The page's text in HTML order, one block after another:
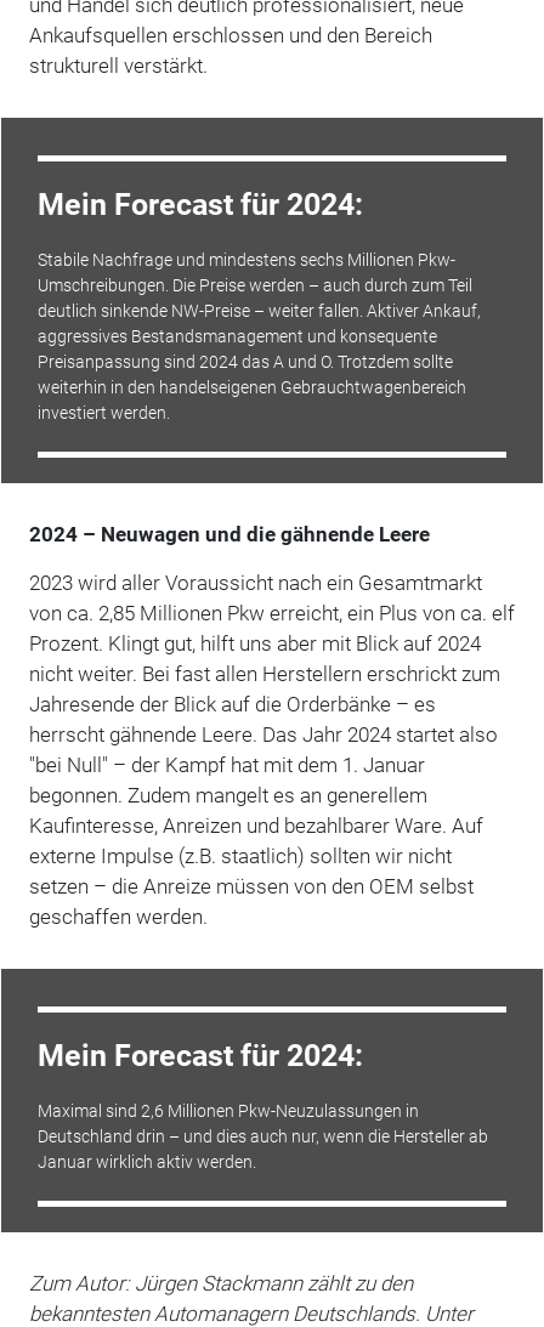
Ankaufsquellen erschlossen und den Bereich
strukturell verstärkt.
Mein Forecast für 2024:
Stabile Nachfrage und mindestens sechs Millionen Pkw-
Umschreibungen. Die Preise werden – auch durch zum Teil
deutlich sinkende NW-Preise – weiter fallen. Aktiver Ankauf,
aggressives Bestandsmanagement und konsequente
Preisanpassung sind 2024 das A und O. Trotzdem sollte
weiterhin in den handelseigenen Gebrauchtwagenbereich
investiert werden.
2024 – Neuwagen und die gähnende Leere
2023 wird aller Voraussicht nach ein Gesamtmarkt
von ca. 2,85 Millionen Pkw erreicht, ein Plus von ca. elf
Prozent. Klingt gut, hilft uns aber mit Blick auf 2024
nicht weiter. Bei fast allen Herstellern erschrickt zum
Jahresende der Blick auf die Orderbänke – es
herrscht gähnende Leere. Das Jahr 2024 startet also
"bei Null" – der Kampf hat mit dem 1. Januar
begonnen. Zudem mangelt es an generellem
Kaufinteresse, Anreizen und bezahlbarer Ware. Auf
externe Impulse (z.B. staatlich) sollten wir nicht
setzen – die Anreize müssen von den OEM selbst
geschaffen werden.
Mein Forecast für 2024:
Maximal sind 2,6 Millionen Pkw-Neuzulassungen in
Deutschland drin – und dies auch nur, wenn die Hersteller ab
Januar wirklich aktiv werden.
Zum Autor: Jürgen Stackmann zählt zu den
bekanntesten Automanagern Deutschlands. Unter